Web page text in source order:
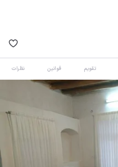
تقویم قوانین نظرات